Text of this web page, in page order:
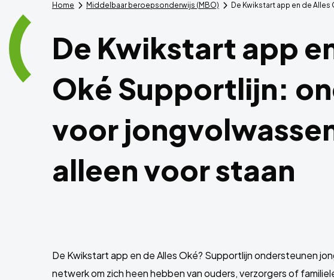
Home Middelbaar beroepsonderwijs (MBO) De Kwikstart app en de
De Kwikstart app
Oké Supportlijn:
voor
alleen voor staan
De Kwikstart app en de Alles Oké? Supportlijn ondersteunen
netwerk om zich heen hebben van ouders, verzorgers of